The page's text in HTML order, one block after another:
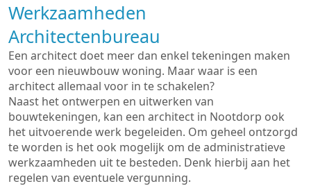
Werkzaamheden
Architectenbureau
Een architect doet meer dan enkel tekeningen maken
voor een nieuwbouw woning. Maar waar is een
architect allemaal voor in te schakelen?
Naast het ontwerpen en uitwerken van
bouwtekeningen, kan een architect in Nootdorp ook
het uitvoerende werk begeleiden. Om geheel ontzorgd
te worden is het ook mogelijk om de administratieve
werkzaamheden uit te besteden. Denk hierbij aan het
regelen van eventuele vergunning.